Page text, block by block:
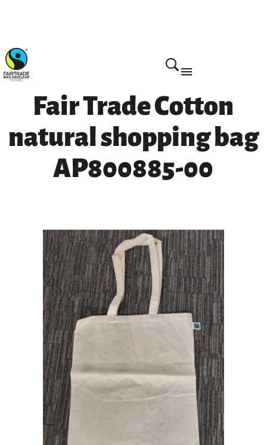
Home
Fair Trade Cotton
natural shopping bag
AP800885-00